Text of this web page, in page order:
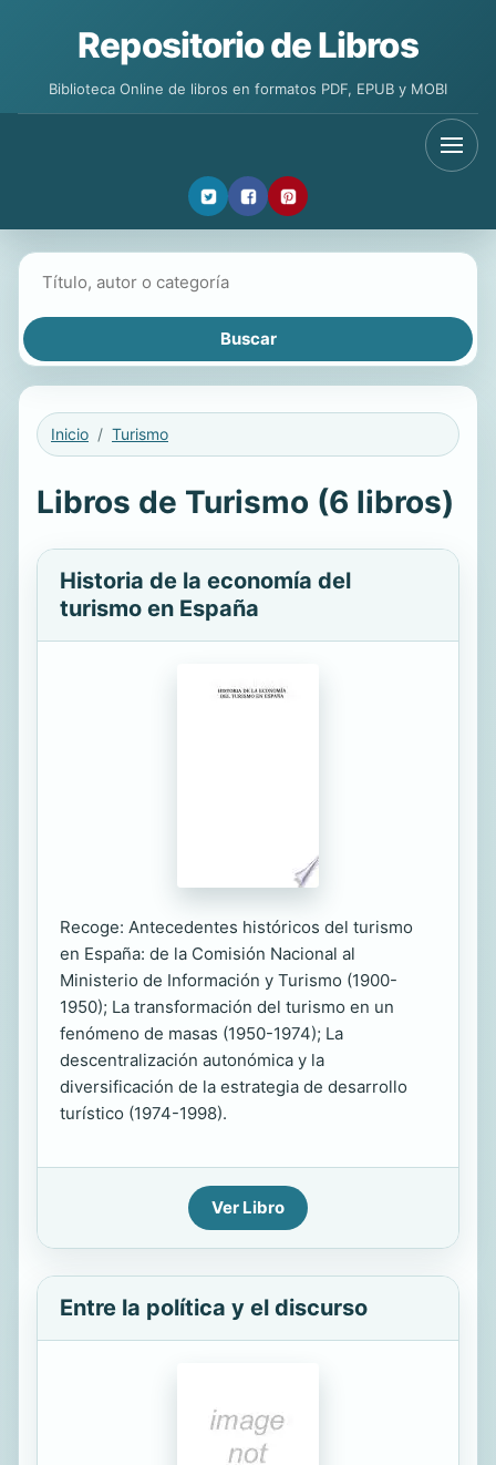
Repositorio de Libros
Biblioteca Online de libros en formatos PDF, EPUB y MOBI
Inicio Turismo
Libros de Turismo (6 libros)
Historia de la economía del
turismo en España
Recoge: Antecedentes históricos del turismo
en España: de la Comisión Nacional al
Ministerio de Información y Turismo (1900-
1950); La transformación del turismo en un
fenómeno de masas (1950-1974); La
descentralización autonómica y la
diversificación de la estrategia de desarrollo
turístico (1974-1998).
Ver Libro
Entre la política y el discurso